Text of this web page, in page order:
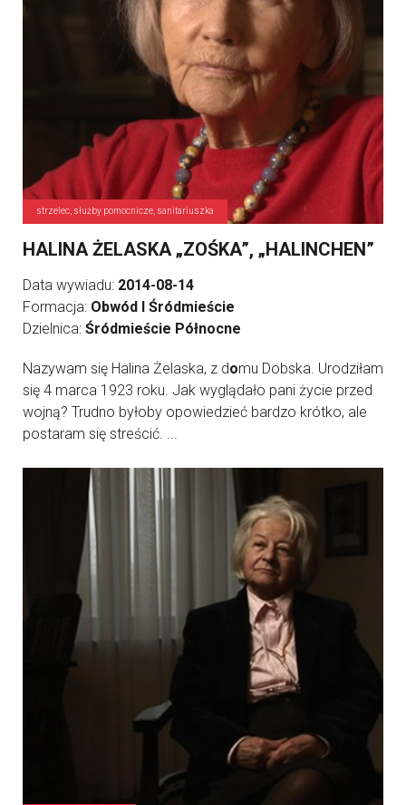
strzelec, służby pomocnicze, sanitariuszka
HALINA ŻELASKA „ZOŚKA”, „HALINCHEN”
Data wywiadu: 2014-08-14
Formacja: Obwód I Śródmieście
Dzielnica: Śródmieście Północne
Nazywam się Halina Żelaska, z domu Dobska. Urodziłam
się 4 marca 1923 roku. Jak wyglądało pani życie przed
wojną? Trudno byłoby opowiedzieć bardzo krótko, ale
postaram się streścić. ...